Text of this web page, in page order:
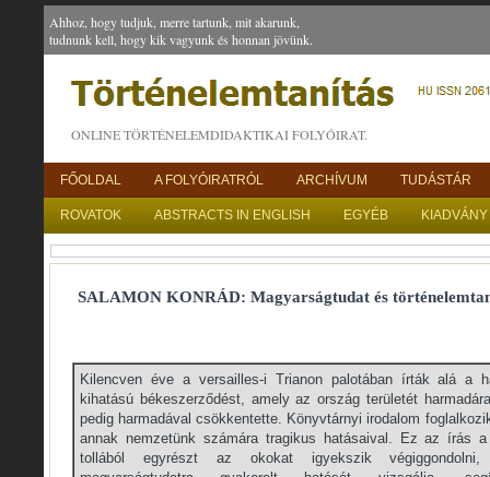
Ahhoz, hogy tudjuk, merre tartunk, mit akarunk,
tudnunk kell, hogy kik vagyunk és honnan jövünk.
ONLINE TÖRTÉNELEMDIDAKTIKAI FOLYÓIRAT.
FŐOLDAL A FOLYÓIRATRÓL ARCHÍVUM TUDÁSTÁR
ROVATOK ABSTRACTS IN ENGLISH EGYÉB
SALAMON KONRÁD: Magyarságtudat és
Kilencven éve a versailles-i Trianon palotában írták alá a
kihatású békeszerződést, amely az ország területét
pedig harmadával csökkentette. Könyvtárnyi irodalom
annak nemzetünk számára tragikus hatásaival. Ez az írás
tollából egyrészt az okokat igyekszik